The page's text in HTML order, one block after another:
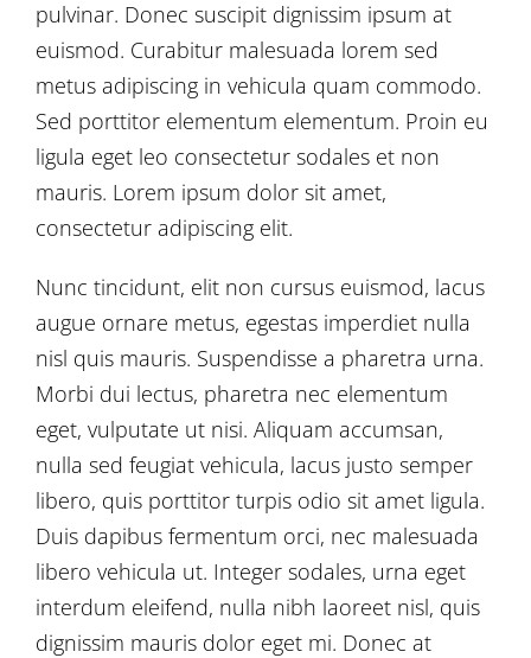
pulvinar. Donec suscipit dignissim ipsum at
euismod. Curabitur malesuada lorem sed
metus adipiscing in vehicula quam commodo.
Sed porttitor elementum elementum. Proin eu
ligula eget leo consectetur sodales et non
mauris. Lorem ipsum dolor sit amet,
consectetur adipiscing elit.
Nunc tincidunt, elit non cursus euismod, lacus
augue ornare metus, egestas imperdiet nulla
nisl quis mauris. Suspendisse a pharetra urna.
Morbi dui lectus, pharetra nec elementum
eget, vulputate ut nisi. Aliquam accumsan,
nulla sed feugiat vehicula, lacus justo semper
libero, quis porttitor turpis odio sit amet ligula.
Duis dapibus fermentum orci, nec malesuada
libero vehicula ut. Integer sodales, urna eget
interdum eleifend, nulla nibh laoreet nisl, quis
dignissim mauris dolor eget mi. Donec at